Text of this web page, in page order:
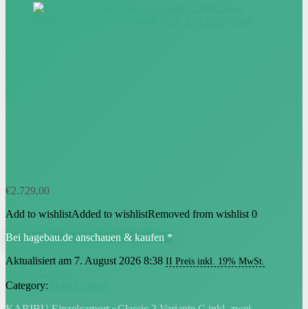
€2.729,00
Add to wishlistAdded to wishlistRemoved from wishlist 0
Bei hagebau.de anschauen & kaufen *
Aktualisiert am 7. August 2026 8:38 II Preis inkl. 19% MwSt.
Category: